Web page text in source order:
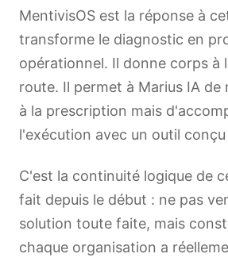
MentivisOS est la réponse à
transforme le diagnostic en
opérationnel. Il donne corps à
route. Il permet à Marius IA de
à la prescription mais
l'exécution avec un outil
C'est la continuité logique de
fait depuis le début : ne pas
solution toute faite, mais
chaque organisation a